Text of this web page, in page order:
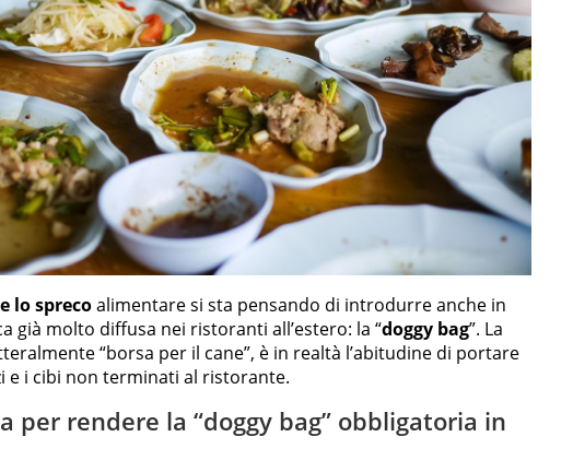
lo sprecoalimentare si sta pensando di introdurre anche in
già molto diffusa nei ristoranti all’estero: la “doggy bag”. La
“borsa per il cane”, è in realtà l’abitudine di portare
e i cibi non terminati al ristorante.
per rendere la “doggy bag” obbligatoria in